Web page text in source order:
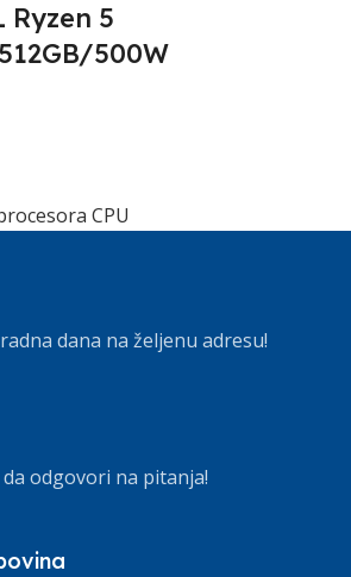
Ryzen 5
500W
CPU
dana na željenu adresu!
odgovori na pitanja!